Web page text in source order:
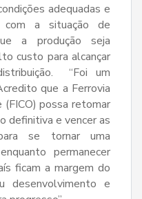
adequadas e
com a situação de
a produção seja
custo para alcançar
“Foi um
que a Ferrovia
possa retomar
definitiva e vencer as
se tornar uma
permanecer
ficam a margem do
desenvolvimento e